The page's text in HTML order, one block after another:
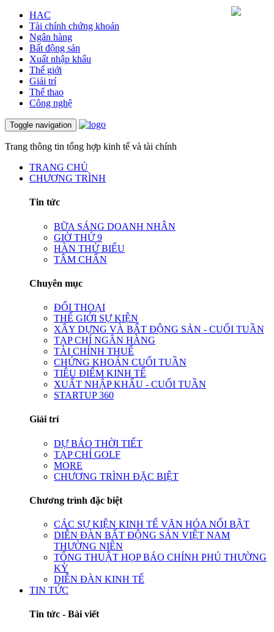
HAC
Tài chính chứng khoán
Ngân hàng
Bất động sản
Xuất nhập khẩu
Thế giới
Giải trí
Thể thao
Công nghệ
Toggle navigation
Trang thông tin tổng hợp kinh tế và tài chính
TRANG CHỦ
CHƯƠNG TRÌNH
Tin tức
BỮA SÁNG DOANH NHÂN
GIỜ THỨ 9
HÀN THỬ BIỂU
TÂM CHẤN
Chuyên mục
ĐỐI THOẠI
THẾ GIỚI SỰ KIỆN
XÂY DỰNG VÀ BẤT ĐỘNG SẢN - CUỐI TUẦN
TẠP CHÍ NGÂN HÀNG
TÀI CHÍNH THUẾ
CHỨNG KHOÁN CUỐI TUẦN
TIÊU ĐIỂM KINH TẾ
XUẤT NHẬP KHẨU - CUỐI TUẦN
STARTUP 360
Giải trí
DỰ BÁO THỜI TIẾT
TẠP CHÍ GOLF
MORE
CHƯƠNG TRÌNH ĐẶC BIỆT
Chương trình đặc biệt
CÁC SỰ KIỆN KINH TẾ VĂN HÓA NỔI BẬT
DIỄN ĐÀN BẤT ĐỘNG SẢN VIỆT NAM
THƯỜNG NIÊN
TỔNG THUẬT HỌP BÁO CHÍNH PHỦ THƯỜNG
KỲ
DIỄN ĐÀN KINH TẾ
TIN TỨC
Tin tức - Bài viết